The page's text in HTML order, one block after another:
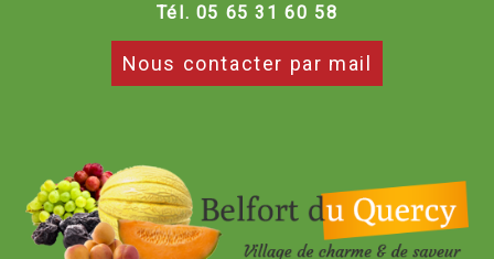
Tél. 05 65 31 60 58
Nous contacter par mail